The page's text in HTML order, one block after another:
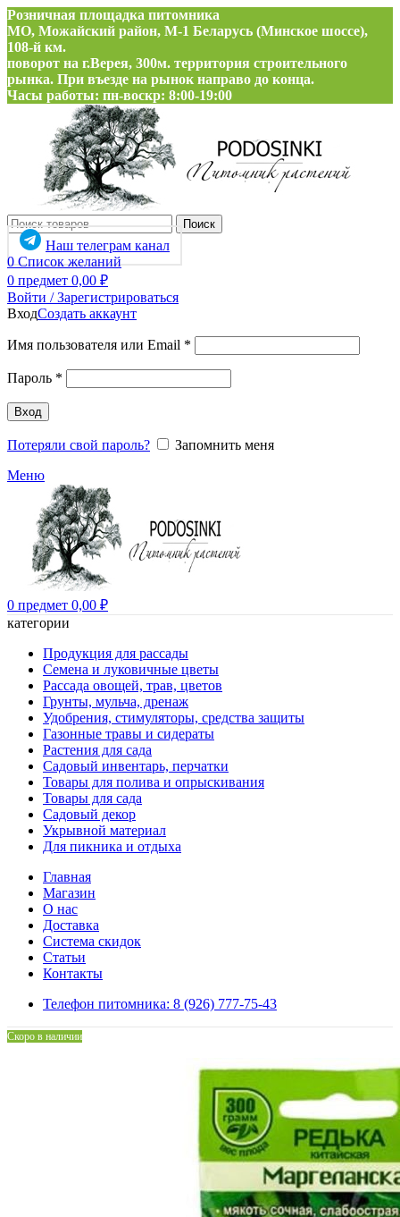
Розничная площадка питомника
МО, Можайский район, М-1 Беларусь (Минское шоссе),
108-й км.
поворот на г.Верея, 300м. территория строительного
рынка. При въезде на рынок направо до конца.
Часы работы: пн-воскр: 8:00-19:00
Поиск
Наш телеграм канал
0 Список желаний
0 предмет 0,00 ₽
Войти / Зарегистрироваться
ВходСоздать аккаунт
Имя пользователя или Email *
Пароль *
Вход
Потеряли свой пароль?
Запомнить меня
Меню
0 предмет 0,00 ₽
категории
Продукция для рассады
Семена и луковичные цветы
Рассада овощей, трав, цветов
Грунты, мульча, дренаж
Удобрения, стимуляторы, средства защиты
Газонные травы и сидераты
Растения для сада
Садовый инвентарь, перчатки
Товары для полива и опрыскивания
Товары для сада
Садовый декор
Укрывной материал
Для пикника и отдыха
Главная
Магазин
О нас
Доставка
Система скидок
Статьи
Контакты
Телефон питомника: 8 (926) 777-75-43
Скоро в наличии